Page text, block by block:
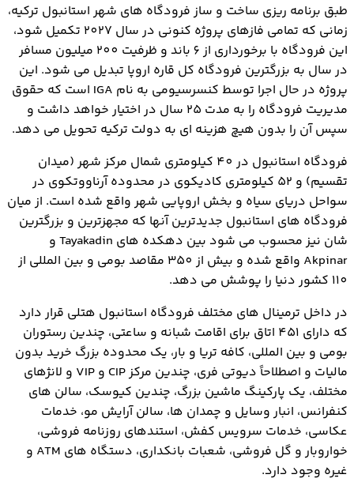
طبق برنامه ریزی ساخت و ساز فرودگاه های شهر استانبول ترکیه،
زمانی که تمامی فازهای پروژه کنونی در سال 2027 تکمیل شود،
این فرودگاه با برخورداری از 6 باند و ظرفیت 200 میلیون مسافر
در سال به بزرگترین فرودگاه کل قاره اروپا تبدیل می شود. این
پروژه در حال اجرا توسط کنسرسیومی به نام IGA است که حقوق
مدیریت فرودگاه را به مدت 25 سال در اختیار خواهد داشت و
سپس آن را بدون هیچ هزینه ای به دولت ترکیه تحویل می دهد.
فرودگاه استانبول در 40 کیلومتری شمال مرکز شهر (میدان
تقسیم) و 52 کیلومتری کادیکوی در محدوده آرناووتکوی در
سواحل دریای سیاه و بخش اروپایی شهر واقع شده است. از میان
فرودگاه های استانبول جدیدترین آنها که مجهزترین و بزرگترین
شان نیز محسوب می شود بین دهکده های Tayakadin و
Akpinar واقع شده و بیش از 350 مقاصد بومی و بین المللی از
110 کشور دنیا را پوشش می دهد.
در داخل ترمینال های مختلف فرودگاه استانبول هتلی قرار دارد
که دارای 451 اتاق برای اقامت شبانه و ساعتی، چندین رستوران
بومی و بین المللی، کافه تریا و بار، یک محدوده بزرگ خرید بدون
مالیات و اصطلاحاً دیوتی فری، چندین مرکز CIP و VIP و لانژهای
مختلف، یک پارکینگ ماشین بزرگ، چندین کیوسک، سالن های
کنفرانس، انبار وسایل و چمدان ها، سالن آرایش مو، خدمات
عکاسی، خدمات سرویس کفش، استندهای روزنامه فروشی،
خواروبار و گل فروشی، شعبات بانکداری، دستگاه های ATM و
غیره وجود دارد.